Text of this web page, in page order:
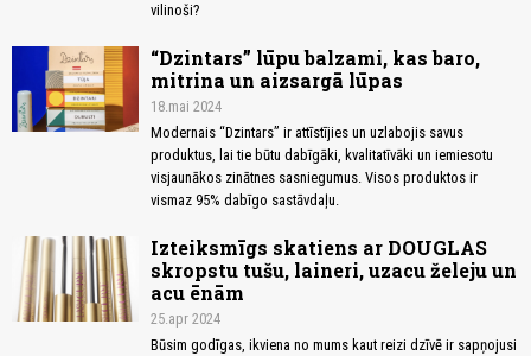
vilinoši?
“Dzintars” lūpu balzami, kas baro,
mitrina un aizsargā lūpas
18.mai 2024
Modernais “Dzintars” ir attīstījies un uzlabojis savus
produktus, lai tie būtu dabīgāki, kvalitatīvāki un iemiesotu
visjaunākos zinātnes sasniegumus. Visos produktos ir
vismaz 95% dabīgo sastāvdaļu.
Izteiksmīgs skatiens ar DOUGLAS
skropstu tušu, laineri, uzacu želeju un
acu ēnām
25.apr 2024
Būsim godīgas, ikviena no mums kaut reizi dzīvē ir sapņojusi